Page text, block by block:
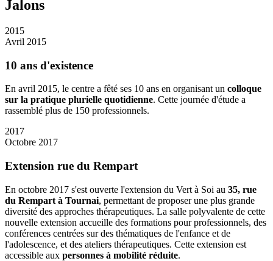
Jalons
2015
Avril 2015
10 ans d'existence
En avril 2015, le centre a fêté ses 10 ans en organisant un colloque
sur la pratique plurielle quotidienne. Cette journée d'étude a
rassemblé plus de 150 professionnels.
2017
Octobre 2017
Extension rue du Rempart
En octobre 2017 s'est ouverte l'extension du Vert à Soi au 35, rue
du Rempart à Tournai, permettant de proposer une plus grande
diversité des approches thérapeutiques. La salle polyvalente de cette
nouvelle extension accueille des formations pour professionnels, des
conférences centrées sur des thématiques de l'enfance et de
l'adolescence, et des ateliers thérapeutiques. Cette extension est
accessible aux personnes à mobilité réduite.